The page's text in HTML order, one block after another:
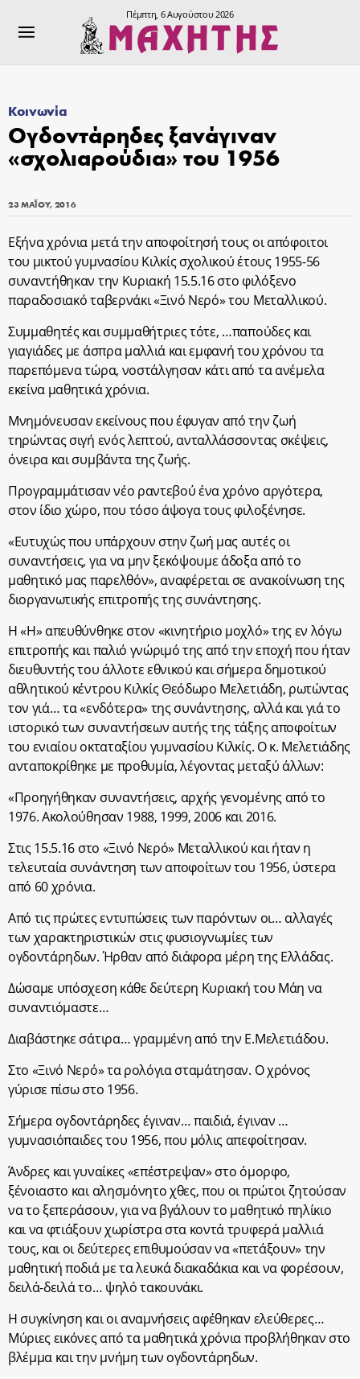
Πέμπτη, 6 Αυγούστου 2026
Κοινωνία
Ογδοντάρηδες ξανάγιναν
«σχολιαρούδια» του 1956
23 ΜΑΪ́ΟΥ, 2016
Εξήνα χρόνια μετά την αποφοίτησή τους οι απόφοιτοι
του μικτού γυμνασίου Κιλκίς σχολικού έτους 1955-56
συναντήθηκαν την Κυριακή 15.5.16 στο φιλόξενο
παραδοσιακό ταβερνάκι «Ξινό Νερό» του Μεταλλικού.
Συμμαθητές και συμμαθήτριες τότε, …παπούδες και
γιαγιάδες με άσπρα μαλλιά και εμφανή του χρόνου τα
παρεπόμενα τώρα, νοστάλγησαν κάτι από τα ανέμελα
εκείνα μαθητικά χρόνια.
Μνημόνευσαν εκείνους που έφυγαν από την ζωή
τηρώντας σιγή ενός λεπτού, ανταλλάσσοντας σκέψεις,
όνειρα και συμβάντα της ζωής.
Προγραμμάτισαν νέο ραντεβού ένα χρόνο αργότερα,
στον ίδιο χώρο, που τόσο άψογα τους φιλοξένησε.
«Ευτυχώς που υπάρχουν στην ζωή μας αυτές οι
συναντήσεις, για να μην ξεκόψουμε άδοξα από το
μαθητικό μας παρελθόν», αναφέρεται σε ανακοίνωση της
διοργανωτικής επιτροπής της συνάντησης.
Η «Η» απευθύνθηκε στον «κινητήριο μοχλό» της εν λόγω
επιτροπής και παλιό γνώριμό της από την εποχή που ήταν
διευθυντής του άλλοτε εθνικού και σήμερα δημοτικού
αθλητικού κέντρου Κιλκίς Θεόδωρο Μελετιάδη, ρωτώντας
τον γιά… τα «ενδότερα» της συνάντησης, αλλά και γιά το
ιστορικό των συναντήσεων αυτής της τάξης αποφοίτων
του ενιαίου οκταταξίου γυμνασίου Κιλκίς. Ο κ. Μελετιάδης
ανταποκρίθηκε με προθυμία, λέγοντας μεταξύ άλλων:
«Προηγήθηκαν συναντήσεις, αρχής γενομένης από το
1976. Ακολούθησαν 1988, 1999, 2006 και 2016.
Στις 15.5.16 στο «Ξινό Νερό» Μεταλλικού και ήταν η
τελευταία συνάντηση των αποφοίτων του 1956, ύστερα
από 60 χρόνια.
Από τις πρώτες εντυπώσεις των παρόντων οι… αλλαγές
των χαρακτηριστικών στις φυσιογνωμίες των
ογδοντάρηδων. Ήρθαν από διάφορα μέρη της Ελλάδας.
Δώσαμε υπόσχεση κάθε δεύτερη Κυριακή του Μάη να
συναντιόμαστε…
Διαβάστηκε σάτιρα… γραμμένη από την Ε.Μελετιάδου.
Στο «Ξινό Νερό» τα ρολόγια σταμάτησαν. Ο χρόνος
γύρισε πίσω στο 1956.
Σήμερα ογδοντάρηδες έγιναν… παιδιά, έγιναν …
γυμνασιόπαιδες του 1956, που μόλις απεφοίτησαν.
Άνδρες και γυναίκες «επέστρεψαν» στο όμορφο,
ξένοιαστο και αλησμόνητο χθες, που οι πρώτοι ζητούσαν
να το ξεπεράσουν, για να βγάλουν το μαθητικό πηλίκιο
και να φτιάξουν χωρίστρα στα κοντά τρυφερά μαλλιά
τους, και οι δεύτερες επιθυμούσαν να «πετάξουν» την
μαθητική ποδιά με τα λευκά διακαδάκια και να φορέσουν,
δειλά-δειλά το… ψηλό τακουνάκι.
Η συγκίνηση και οι αναμνήσεις αφέθηκαν ελεύθερες…
Μύριες εικόνες από τα μαθητικά χρόνια προβλήθηκαν στο
βλέμμα και την μνήμη των ογδοντάρηδων.